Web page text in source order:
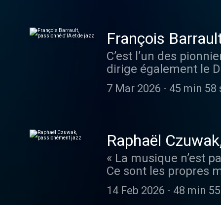
à ce qu’on retrouve
Aretha Franklin dans
Visitez ausha.co/
François
C’est l’un des
dirige également le
de jazz. Comme il le
pianiste, et à dix-
personnelle, on
Jarrett et Eliane
Hébergé par Ausha.
d'informations.
7 Mar 2026 - 45 min 58
Raphaël
« La musique n’est
Ce sont les propres
bureau parisien d’
prenant,
14 Feb 2026 - 48 min